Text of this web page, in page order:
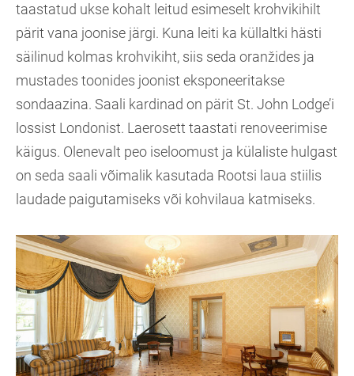
taastatud ukse kohalt leitud esimeselt krohvikihilt
pärit vana joonise järgi. Kuna leiti ka küllaltki hästi
säilinud kolmas krohvikiht, siis seda oranžides ja
mustades toonides joonist eksponeeritakse
sondaazina. Saali kardinad on pärit St. John Lodge’i
lossist Londonist. Laerosett taastati renoveerimise
käigus. Olenevalt peo iseloomust ja külaliste hulgast
on seda saali võimalik kasutada Rootsi laua stiilis
laudade paigutamiseks või kohvilaua katmiseks.